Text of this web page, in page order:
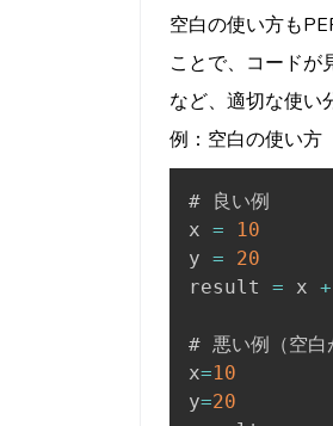
空白の使い方も
ことで、コードが
など、適切な使い
例：空白の使い方
# 良い例
x =
10
y =
20
result = x +
# 悪い例（空白
x=10
y=20